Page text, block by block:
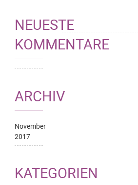
NEUESTE
KOMMENTARE
ARCHIV
November
2017
KATEGORIEN